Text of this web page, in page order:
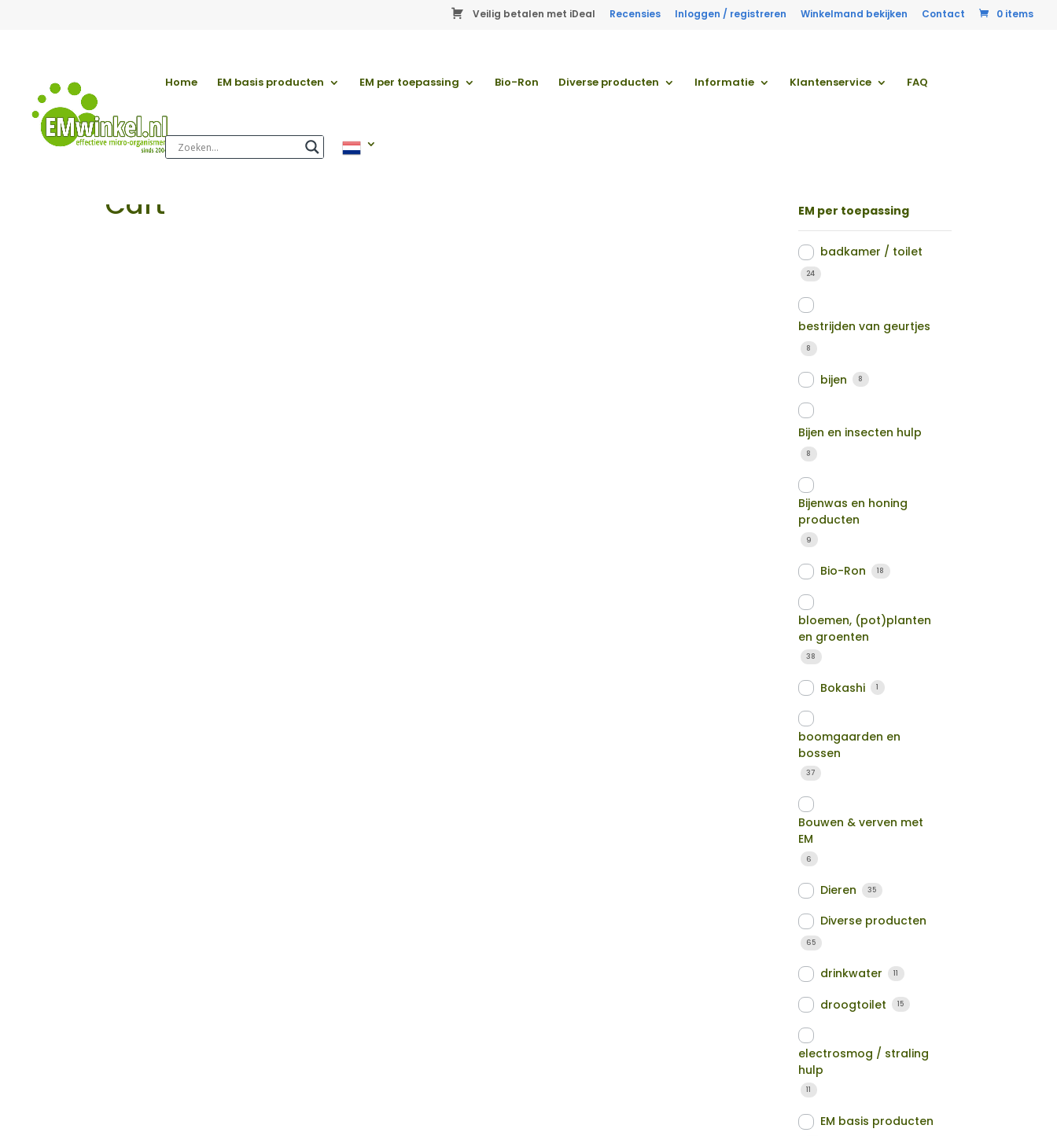
Veilig betalen met iDeal Recensies Inloggen / registreren Winkelmand bekijken Contact 0 items
Home EM basis producten EM per toepassing Bio-Ron Diverse producten Informatie Klantenservice FAQ
Cart EM per toepassing
badkamer / toilet
24
bestrijden van geurtjes
8
bijen 8
Bijen en insecten hulp
8
Bijenwas en honing
producten
9
Bio-Ron 18
bloemen, (pot)planten
en groenten
38
Bokashi 1
boomgaarden en
bossen
37
Bouwen & verven met
EM
6
Dieren 35
Diverse producten
65
drinkwater 11
droogtoilet 15
electrosmog / straling
hulp
11
EM basis producten